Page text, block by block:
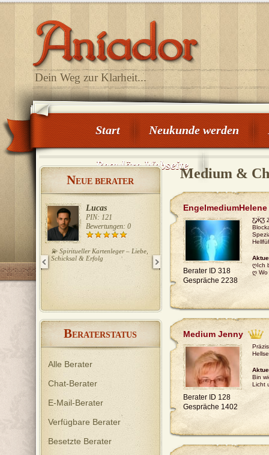
Dein Weg zur Klarheit...
Start Neukunde werden
Reguläre Webseite
NEUE BERATER
Lucas
PIN: 121
Bewertungen: 0
💫 Spiritueller Kartenleger – Liebe,
Schicksal & Erfolg
Tiziano
PIN: 123
Bewertungen: 0
Ich biete Ihnen nachhaltig, mit
Hilfe der Skatkarten und geistigen
Fähigkeit, Perspektiven und
Anregungen zur Lösung Ihrer
Probleme in allen Lebenslagen. 🙋‍♂️
Manchmal muss man einen Mann
fragen, um einen Mann zu
verstehen 🙇‍♂️
BERATERSTATUS
Alle Berater
Chat-Berater
E-Mail-Berater
Verfügbare Berater
Besetzte Berater
Medium &
EngelmediumHelene
Ƹ̵̡Ӝ̵̨̄Ʒ
Berater ID 318
Gespräche 2238
ღIch
ღ Wo
Medium Jenny
Berater ID 128
Gespräche 1402
Bin
Licht